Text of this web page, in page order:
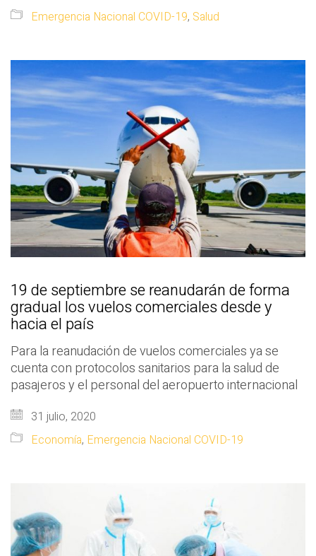
Emergencia Nacional COVID-19, Salud
19 de septiembre se reanudarán de forma
gradual los vuelos comerciales desde y
hacia el país
Para la reanudación de vuelos comerciales ya se
cuenta con protocolos sanitarios para la salud de
pasajeros y el personal del aeropuerto internacional
31 julio, 2020
Economía, Emergencia Nacional COVID-19